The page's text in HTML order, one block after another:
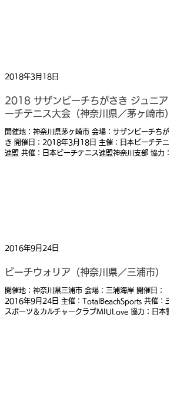
2018 サザンビーチちがさき ジュニアビ
ーチテニス大会（神奈川県／茅ヶ崎市）
開催地：神奈川県茅ヶ崎市 会場：サザンビーチちがさ
き 開催日：2018年3月18日 主催：日本ビーチテニス
連盟 共催：日本ビーチテニス連盟神奈川支部 協力：
2018年3月18日
ビーチウォリア（神奈川県／三浦市）
開催地：神奈川県三浦市 会場：三浦海岸 開催日：
2016年9月24日 主催：TotalBeachSports 共催：三浦
スポーツ＆カルチャークラブMIULove 協力：日本警察
2016年9月24日